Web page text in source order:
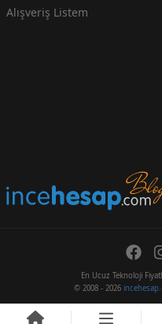
Alışveriş Listem
En Ucuz Teknoloji
© 2008 - 2026